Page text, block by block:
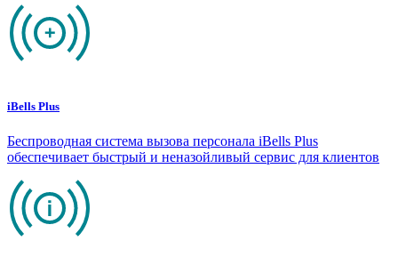
iBells Plus
Беспроводная система вызова персонала iBells Plus
обеспечивает быстрый и неназойливый сервис для клиентов